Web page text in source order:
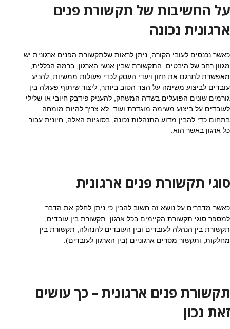
על החשיבות של תקשורת פנים
ארגונית נכונה
כאשר נכנסים לעובי הקורה, ניתן לראות שלתקשורת הפנים ארגונית יש
מגוון רחב של היבטים. התקשורת שבין אנשי הארגון, ברמה הכללית,
מאפשרת לתרגם את חזון ויעדי העסק לכדי פעולות ממשיות, להניע
עובדים לביצוע משימה על הצד הטוב ביותר, ליצור שיתוף פעולה בין
גורמים שונים הפועלים בשדה המשחק, להעניק פידבק חיובי או שלילי
לעובדים על ביצוע משימה מוגדרת ועוד. לא צריך להיות מומחה
בתחום כדי להבין מדוע התנהלות נכונה, בסוגיות האלה, חיונית עבור
כל ארגון באשר הוא.
סוגי תקשורת פנים ארגונית
כאשר מדברים על נושא זה חשוב להבין כי ניתן לחלק את הדבר
למספר סוגי תקשורת הקיימים בכל ארגון: תקשורת בין עובדים,
תקשורת בין הנהלה לעובדים ובין העובדים להנהלה, תקשורת בין
מחלקות, ותקשור מסרים ארגוניים (בין הארגון לעובדים).
תקשורת פנים ארגונית – כך עושים
זאת נכון